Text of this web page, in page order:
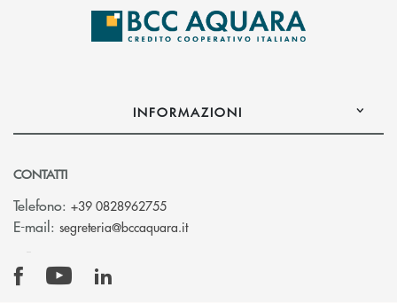
INFORMAZIONI
CONTATTI
Telefono: +39 0828962755
E-mail: segreteria@bccaquara.it(si apre l’app di posta elettronica)